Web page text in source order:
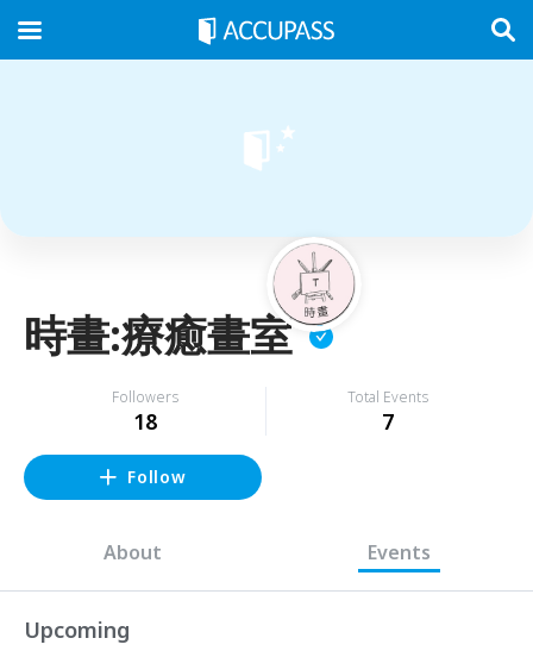
時畫:療癒畫室
Followers
18
Total Events
7
Follow
About Events
Upcoming